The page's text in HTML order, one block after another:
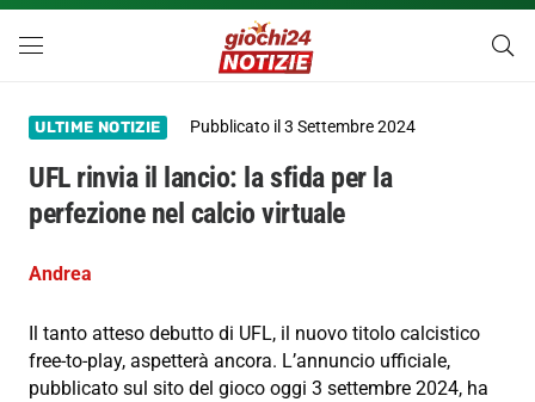
ULTIME NOTIZIE Pubblicato il3 Settembre 2024
UFL rinvia il lancio: la sfida per la
perfezione nel calcio virtuale
Andrea
Il tanto atteso debutto di UFL, il nuovo titolo calcistico
free-to-play, aspetterà ancora. L’annuncio ufficiale,
pubblicato sul sito del gioco oggi 3 settembre 2024, ha